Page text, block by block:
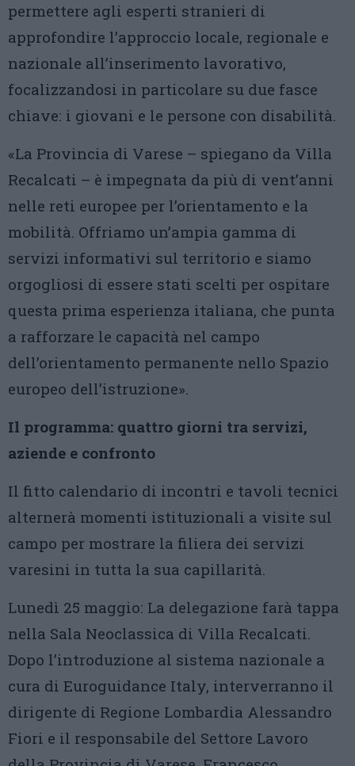
permettere agli esperti stranieri di
approfondire l’approccio locale, regionale e
nazionale all’inserimento lavorativo,
focalizzandosi in particolare su due fasce
chiave: i giovani e le persone con disabilità.
«La Provincia di Varese – spiegano da Villa
Recalcati – è impegnata da più di vent’anni
nelle reti europee per l’orientamento e la
mobilità. Offriamo un’ampia gamma di
servizi informativi sul territorio e siamo
orgogliosi di essere stati scelti per ospitare
questa prima esperienza italiana, che punta
a rafforzare le capacità nel campo
dell’orientamento permanente nello Spazio
europeo dell’istruzione».
Il programma: quattro giorni tra servizi,
aziende e confronto
Il fitto calendario di incontri e tavoli tecnici
alternerà momenti istituzionali a visite sul
campo per mostrare la filiera dei servizi
varesini in tutta la sua capillarità.
Lunedì 25 maggio: La delegazione farà tappa
nella Sala Neoclassica di Villa Recalcati.
Dopo l’introduzione al sistema nazionale a
cura di Euroguidance Italy, interverranno il
dirigente di Regione Lombardia Alessandro
Fiori e il responsabile del Settore Lavoro